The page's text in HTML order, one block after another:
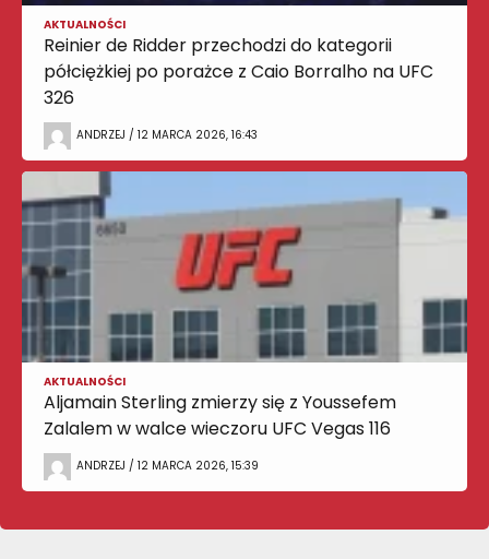
AKTUALNOŚCI
Reinier de Ridder przechodzi do kategorii
półciężkiej po porażce z Caio Borralho na UFC
326
ANDRZEJ / 12 MARCA 2026, 16:43
AKTUALNOŚCI
Aljamain Sterling zmierzy się z Youssefem
Zalalem w walce wieczoru UFC Vegas 116
ANDRZEJ / 12 MARCA 2026, 15:39